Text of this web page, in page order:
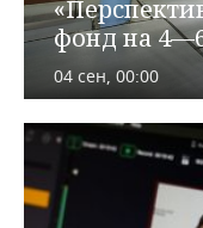
ХОККЕЙ С МЯЧОМ
ПРОИСШЕСТВИЯ
фонд на
04 сен, 00:00